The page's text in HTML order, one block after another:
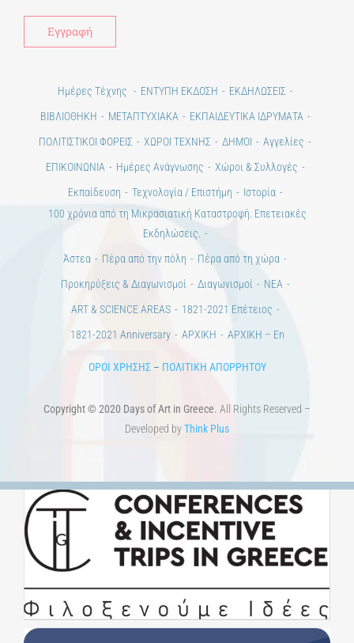
Ημέρες Τέχνης ΕΝΤΥΠΗ ΕΚΔΟΣΗ
ΕΚΔΗΛΩΣΕΙΣ
ΒΙΒΛΙΟΘΗΚΗ
ΜΕΤΑΠΤΥΧΙΑΚΑ
ΕΚΠΑΙΔΕΥΤΙΚΑ ΙΔΡΥΜΑΤΑ
ΠΟΛΙΤΙΣΤΙΚΟΙ ΦΟΡΕΙΣ
ΧΩΡΟΙ ΤΕΧΝΗΣ ΔΗΜΟΙ
Αγγελίες
ΕΠΙΚΟΙΝΩΝΙΑ
Ημέρες Ανάγνωσης
Χώροι & Συλλογές
Εκπαίδευση
Τεχνολογία / Επιστήμη
Ιστορία
100 χρόνια από τη Μικρασιατική Καταστροφή. Επετειακές
Εκδηλώσεις.
Άστεα
Πέρα από την πόλη
Πέρα από τη χώρα
Προκηρύξεις & Διαγωνισμοί
Διαγωνισμοί
ΝΕΑ
ART & SCIENCE AREAS
1821-2021 Επέτειος
1821-2021 Anniversary
ΑΡΧΙΚΗ ΑΡΧΙΚΗ – En
ΟΡΟΙ ΧΡΗΣΗΣ– ΠΟΛΙΤΙΚΗ ΑΠΟΡΡΗΤΟΥ
Copyright © 2020 Days of Art in Greece. All Rights Reserved –
Developed byThink Plus